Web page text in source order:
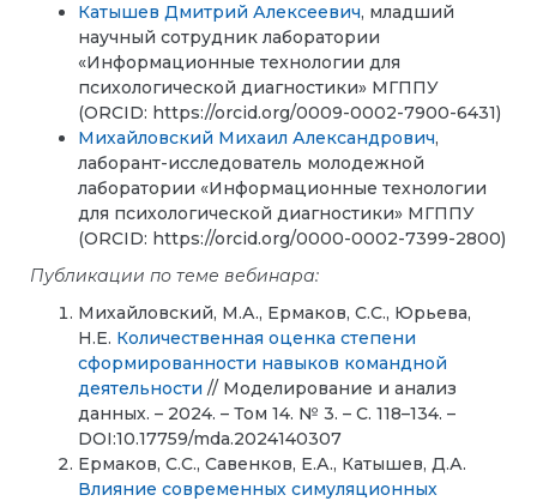
Катышев Дмитрий Алексеевич, младший
научный сотрудник лаборатории
«Информационные технологии для
психологической диагностики» МГППУ
(ORCID: https://orcid.org/0009-0002-7900-6431)
Михайловский Михаил Александрович,
лаборант-исследователь молодежной
лаборатории «Информационные технологии
для психологической диагностики» МГППУ
(ORCID: https://orcid.org/0000-0002-7399-2800)
Публикации по теме вебинара:
Михайловский, М.А., Ермаков, С.С., Юрьева,
Н.Е. Количественная оценка степени
сформированности навыков командной
деятельности // Моделирование и анализ
данных. – 2024. – Том 14. № 3. – С. 118–134. –
DOI:10.17759/mda.2024140307
Ермаков, С.С., Савенков, Е.А., Катышев, Д.А.
Влияние современных симуляционных